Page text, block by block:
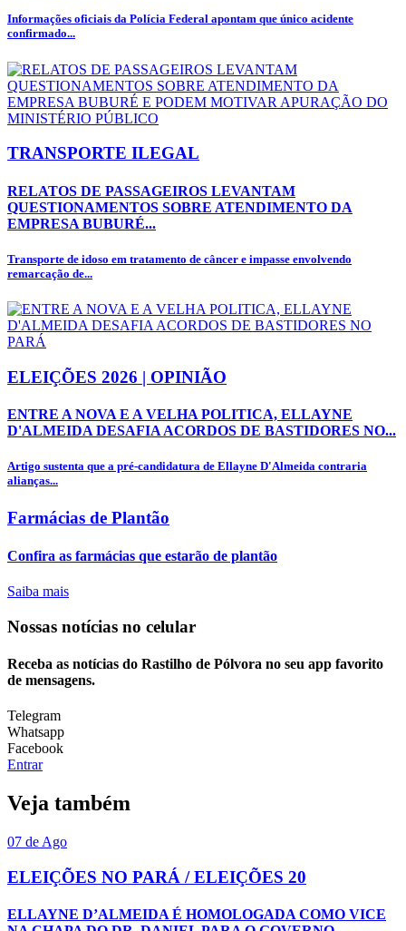
Informações oficiais da Polícia Federal apontam que único acidente
confirmado...
TRANSPORTE ILEGAL
RELATOS DE PASSAGEIROS LEVANTAM
QUESTIONAMENTOS SOBRE ATENDIMENTO DA
EMPRESA BUBURÉ...
Transporte de idoso em tratamento de câncer e impasse envolvendo
remarcação de...
ELEIÇÕES 2026 | OPINIÃO
ENTRE A NOVA E A VELHA POLITICA, ELLAYNE
D'ALMEIDA DESAFIA ACORDOS DE BASTIDORES NO...
Artigo sustenta que a pré-candidatura de Ellayne D'Almeida contraria
alianças...
Farmácias de Plantão
Confira as farmácias que estarão de plantão
Saiba mais
Nossas notícias no celular
Receba as notícias do Rastilho de Pólvora no seu app favorito
de mensagens.
Telegram
Whatsapp
Facebook
Entrar
Veja também
07 de Ago
ELEIÇÕES NO PARÁ / ELEIÇÕES 20
ELLAYNE D’ALMEIDA É HOMOLOGADA COMO VICE